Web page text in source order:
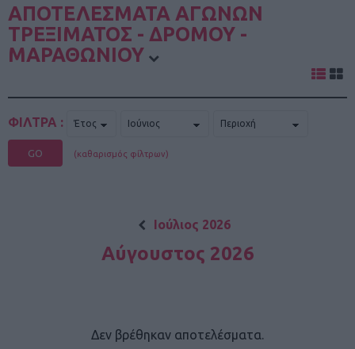
ΑΠΟΤΕΛΕΣΜΑΤΑ ΑΓΩΝΩΝ
ΤΡΕΞΙΜΑΤΟΣ - ΔΡΟΜΟΥ -
ΜΑΡΑΘΩΝΙΟΥ
ΦΙΛΤΡΑ :
GO (καθαρισμός φίλτρων)
Ιούλιος 2026
Αύγουστος 2026
Δεν βρέθηκαν αποτελέσματα.